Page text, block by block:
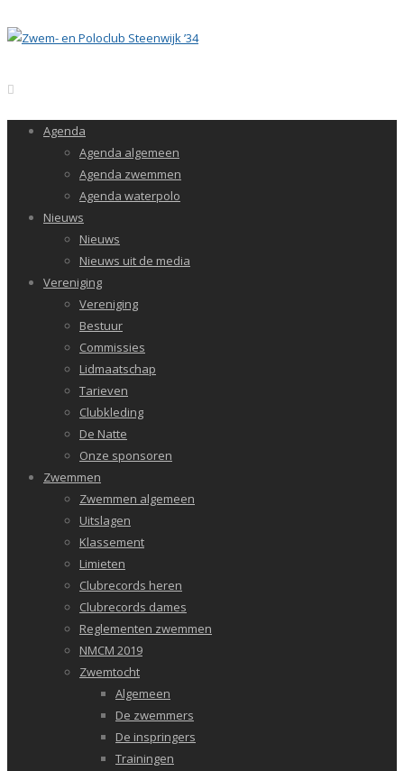
Agenda
Agenda algemeen
Agenda zwemmen
Agenda waterpolo
Nieuws
Nieuws
Nieuws uit de media
Vereniging
Vereniging
Bestuur
Commissies
Lidmaatschap
Tarieven
Clubkleding
De Natte
Onze sponsoren
Zwemmen
Zwemmen algemeen
Uitslagen
Klassement
Limieten
Clubrecords heren
Clubrecords dames
Reglementen zwemmen
NMCM 2019
Zwemtocht
Algemeen
De zwemmers
De inspringers
Trainingen